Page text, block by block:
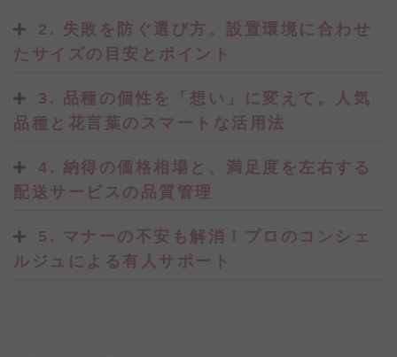
2. 失敗を防ぐ選び方。設置環境に合わせ
たサイズの目安とポイント
3. 品種の個性を「想い」に変えて。人気
品種と花言葉のスマートな活用法
4. 納得の価格相場と、満足度を左右する
配送サービスの品質管理
5. マナーの不安も解消！プロのコンシェ
ルジュによる有人サポート